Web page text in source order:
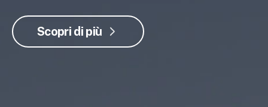
Scopri di più